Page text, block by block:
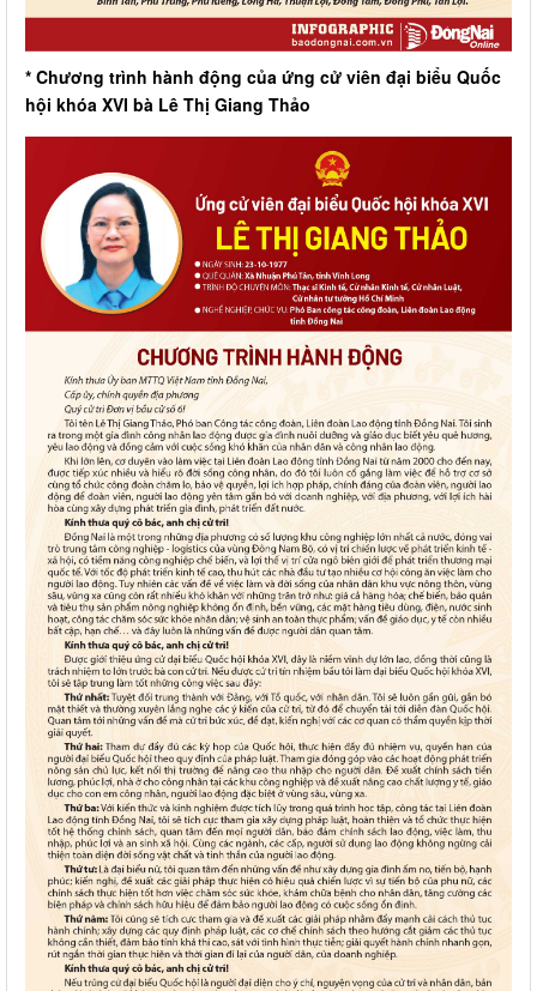
* Chương trình hành động của ứng cử viên đại biểu Quốc
hội khóa XVI bà Lê Thị Giang Thảo